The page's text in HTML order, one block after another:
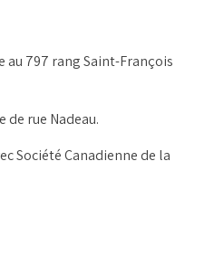
797 rang Saint-François
rue Nadeau.
Société Canadienne de la